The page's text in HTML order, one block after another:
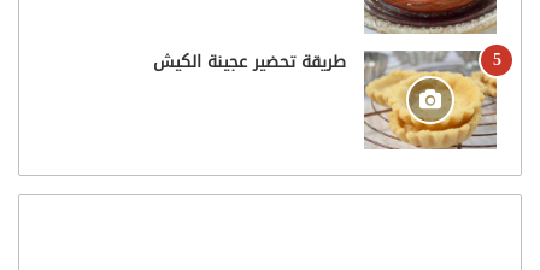
طريقة تحضير عجينة الكيش